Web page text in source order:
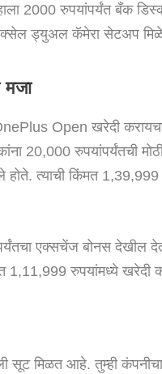
2000 रुपयांपर्यंत बँक
ड्युअल कॅमेरा सेटअप
मजा
Open खरेदी
20,000 रुपयांपर्यंतची
होते. त्याची किंमत
एक्सचेंज बोनस देखील
1,11,999 रुपयांमध्ये
सूट मिळत आहे. तुम्ही